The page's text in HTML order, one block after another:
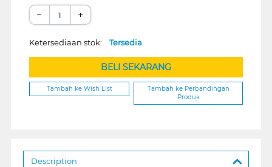
− +
Ketersediaan stok: Tersedia
BELI SEKARANG
Tambah ke Wish List
Tambah ke Perbandingan
Produk
Description